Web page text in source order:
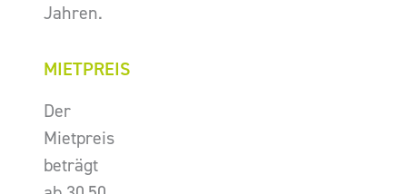
Jahren.
MIETPREIS
Der
Mietpreis
beträgt